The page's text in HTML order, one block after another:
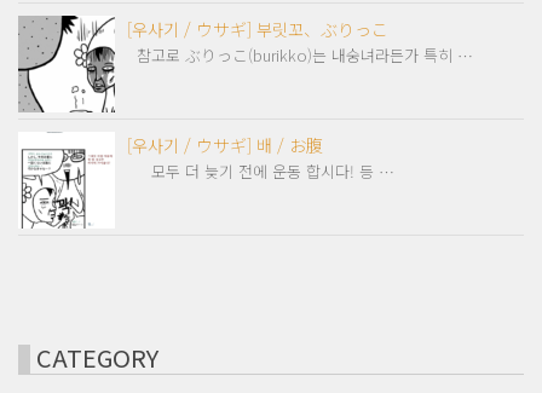
[우사기 / ウサギ] 부릿꼬、ぶりっこ
참고로 ぶりっこ(burikko)는 내숭녀라든가 특히 …
[우사기 / ウサギ] 배 / お腹
모두 더 늦기 전에 운동 합시다! 등 …
CATEGORY